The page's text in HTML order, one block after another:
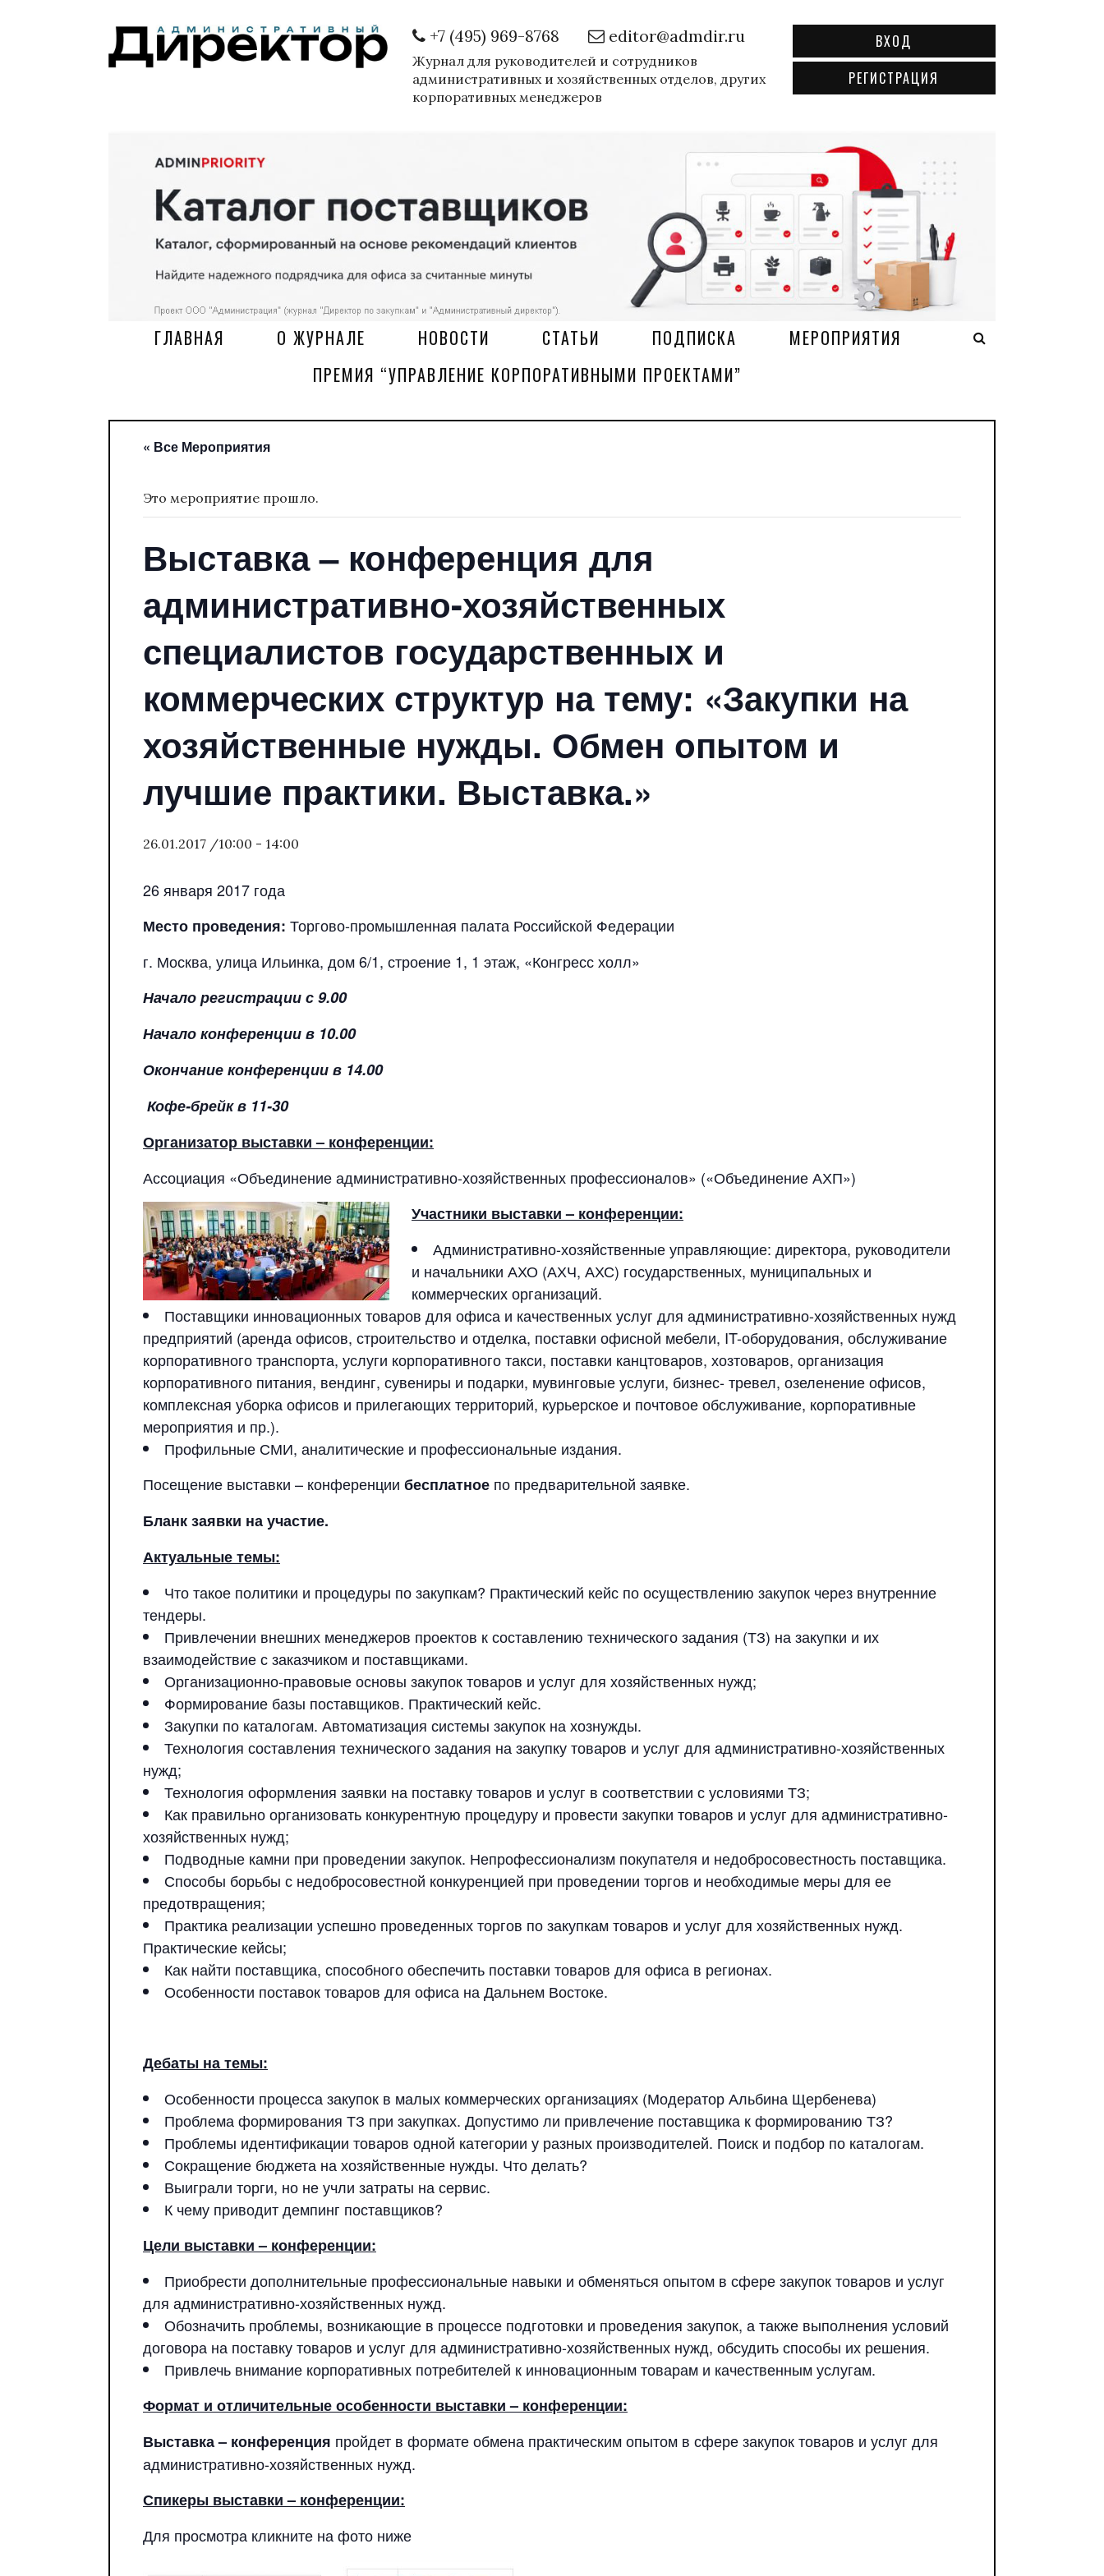
+7 (495) 969-8768 editor@admdir.ru
Журнал для руководителей и сотрудников
административных и хозяйственных отделов, других
корпоративных менеджеров
ВХОД
РЕГИСТРАЦИЯ
ГЛАВНАЯ О ЖУРНАЛЕ НОВОСТИ СТАТЬИ ПОДПИСКА
МЕРОПРИЯТИЯ
ПРЕМИЯ “УПРАВЛЕНИЕ КОРПОРАТИВНЫМИ ПРОЕКТАМИ”
« Все Мероприятия
Это мероприятие прошло.
Выставка – конференция для
административно-хозяйственных
специалистов государственных и
коммерческих структур на тему: «Закупки на
хозяйственные нужды. Обмен опытом и
лучшие практики. Выставка.»
26.01.2017 /10:00 - 14:00
26 января 2017 года
Место проведения: Торгово-промышленная палата Российской Федерации
г. Москва, улица Ильинка, дом 6/1, строение 1, 1 этаж, «Конгресс холл»
Начало регистрации с 9.00
Начало конференции в 10.00
Окончание конференции в 14.00
Кофе-брейк в 11-30
Организатор выставки – конференции:
Ассоциация «Объединение административно-хозяйственных профессионалов» («Объединение АХП»)
Участники выставки – конференции:
Административно-хозяйственные управляющие: директора, руководители
и начальники АХО (АХЧ, АХС) государственных, муниципальных и
коммерческих организаций.
Поставщики инновационных товаров для офиса и качественных услуг для административно-хозяйственных нужд
предприятий (аренда офисов, строительство и отделка, поставки офисной мебели, IT-оборудования, обслуживание
корпоративного транспорта, услуги корпоративного такси, поставки канцтоваров, хозтоваров, организация
корпоративного питания, вендинг, сувениры и подарки, мувинговые услуги, бизнес- тревел, озеленение офисов,
комплексная уборка офисов и прилегающих территорий, курьерское и почтовое обслуживание, корпоративные
мероприятия и пр.).
Профильные СМИ, аналитические и профессиональные издания.
Посещение выставки – конференции бесплатное по предварительной заявке.
Бланк заявки на участие.
Актуальные темы:
Что такое политики и процедуры по закупкам? Практический кейс по осуществлению закупок через внутренние
тендеры.
Привлечении внешних менеджеров проектов к составлению технического задания (ТЗ) на закупки и их
взаимодействие с заказчиком и поставщиками.
Организационно-правовые основы закупок товаров и услуг для хозяйственных нужд;
Формирование базы поставщиков. Практический кейс.
Закупки по каталогам. Автоматизация системы закупок на хознужды.
Технология составления технического задания на закупку товаров и услуг для административно-хозяйственных
нужд;
Технология оформления заявки на поставку товаров и услуг в соответствии с условиями ТЗ;
Как правильно организовать конкурентную процедуру и провести закупки товаров и услуг для административно-
хозяйственных нужд;
Подводные камни при проведении закупок. Непрофессионализм покупателя и недобросовестность поставщика.
Способы борьбы с недобросовестной конкуренцией при проведении торгов и необходимые меры для ее
предотвращения;
Практика реализации успешно проведенных торгов по закупкам товаров и услуг для хозяйственных нужд.
Практические кейсы;
Как найти поставщика, способного обеспечить поставки товаров для офиса в регионах.
Особенности поставок товаров для офиса на Дальнем Востоке.
Дебаты на темы:
Особенности процесса закупок в малых коммерческих организациях (Модератор Альбина Щербенева)
Проблема формирования ТЗ при закупках. Допустимо ли привлечение поставщика к формированию ТЗ?
Проблемы идентификации товаров одной категории у разных производителей. Поиск и подбор по каталогам.
Сокращение бюджета на хозяйственные нужды. Что делать?
Выиграли торги, но не учли затраты на сервис.
К чему приводит демпинг поставщиков?
Цели выставки – конференции:
Приобрести дополнительные профессиональные навыки и обменяться опытом в сфере закупок товаров и услуг
для административно-хозяйственных нужд.
Обозначить проблемы, возникающие в процессе подготовки и проведения закупок, а также выполнения условий
договора на поставку товаров и услуг для административно-хозяйственных нужд, обсудить способы их решения.
Привлечь внимание корпоративных потребителей к инновационным товарам и качественным услугам.
Формат и отличительные особенности выставки – конференции:
Выставка– конференция пройдет в формате обмена практическим опытом в сфере закупок товаров и услуг для
административно-хозяйственных нужд.
Спикеры выставки – конференции:
Для просмотра кликните на фото ниже